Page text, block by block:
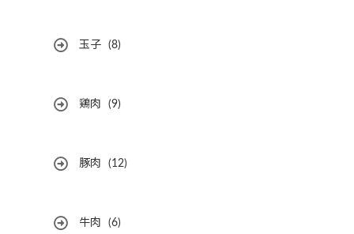
玉子 (8)
鶏肉 (9)
豚肉 (12)
牛肉 (6)